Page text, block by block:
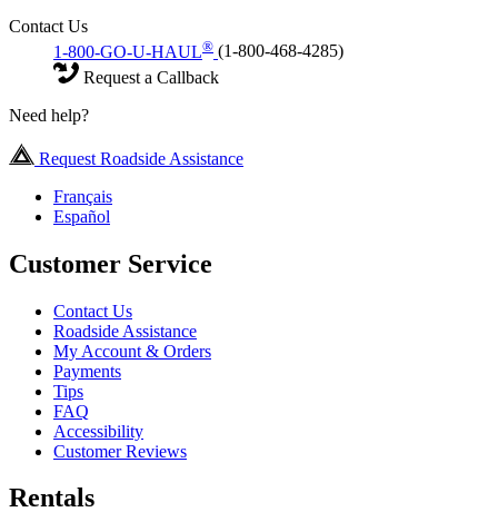
Contact Us
1-800-GO-U-HAUL® (1-800-468-4285)
Request a Callback
Need help?
Request Roadside Assistance
Français
Español
Customer Service
Contact Us
Roadside Assistance
My Account & Orders
Payments
Tips
FAQ
Accessibility
Customer Reviews
Rentals